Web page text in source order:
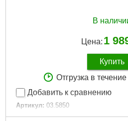
В
Цена: 1
Купить
Отгрузка в
Добавить к сравнению
Артикул: 03.5850
Код товара: 27.48.10